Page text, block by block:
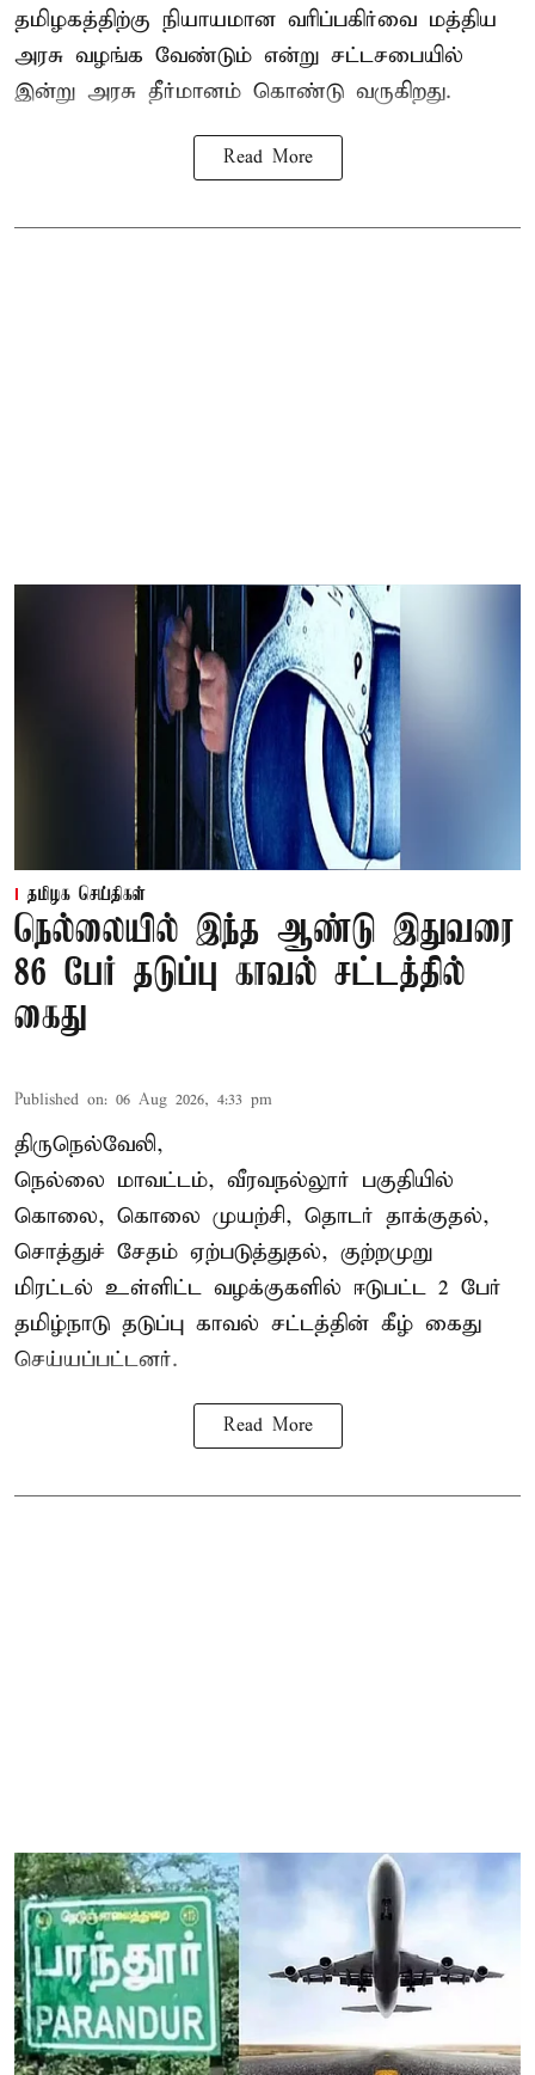
தமிழகத்திற்கு நியாயமான வரிப்பகிர்வை மத்திய
அரசு வழங்க வேண்டும் என்று சட்டசபையில்
இன்று அரசு தீர்மானம் கொண்டு வருகிறது.
Read More
தமிழக செய்திகள்
நெல்லையில் இந்த ஆண்டு இதுவரை
86 பேர் தடுப்பு காவல் சட்டத்தில்
கைது
Published on: 06 Aug 2026, 4:33 pm
திருநெல்வேலி,
நெல்லை மாவட்டம், வீரவநல்லூர் பகுதியில்
கொலை, கொலை முயற்சி, தொடர் தாக்குதல்,
சொத்துச் சேதம் ஏற்படுத்துதல், குற்றமுறு
மிரட்டல் உள்ளிட்ட வழக்குகளில் ஈடுபட்ட 2 பேர்
தமிழ்நாடு தடுப்பு காவல் சட்டத்தின் கீழ் கைது
செய்யப்பட்டனர்.
Read More